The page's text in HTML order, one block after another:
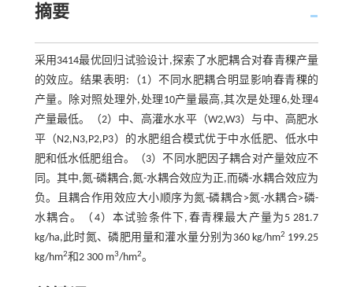
摘要
采用3414最优回归试验设计,探索了水肥耦合对春青稞产量
的效应。结果表明:（1）不同水肥耦合明显影响春青稞的
产量。除对照处理外,处理10产量最高,其次是处理6,处理4
产量最低。（2）中、高灌水水平（W2,W3）与中、高肥水
平（N2,N3,P2,P3）的水肥组合模式优于中水低肥、低水中
肥和低水低肥组合。（3）不同水肥因子耦合对产量效应不
同。其中,氮-磷耦合,氮-水耦合效应为正,而磷-水耦合效应为
负。且耦合作用效应大小顺序为氮-磷耦合>氮-水耦合>磷-
水耦合。（4）本试验条件下,春青稞最大产量为5 281.7
kg/ha,此时氮、磷肥用量和灌水量分别为360 kg/hm2 199.25
kg/hm2和2 300 m3/hm2。